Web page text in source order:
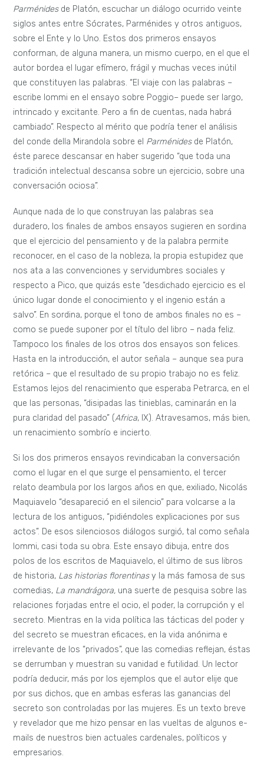
Parménides de Platón, escuchar un diálogo ocurrido veinte
siglos antes entre Sócrates, Parménides y otros antiguos,
sobre el Ente y lo Uno. Estos dos primeros ensayos
conforman, de alguna manera, un mismo cuerpo, en el que el
autor bordea el lugar efímero, frágil y muchas veces inútil
que constituyen las palabras. “El viaje con las palabras –
escribe Iommi en el ensayo sobre Poggio– puede ser largo,
intrincado y excitante. Pero a fin de cuentas, nada habrá
cambiado”. Respecto al mérito que podría tener el análisis
del conde della Mirandola sobre el Parménidesde Platón,
éste parece descansar en haber sugerido “que toda una
tradición intelectual descansa sobre un ejercicio, sobre una
conversación ociosa”.
Aunque nada de lo que construyan las palabras sea
duradero, los finales de ambos ensayos sugieren en sordina
que el ejercicio del pensamiento y de la palabra permite
reconocer, en el caso de la nobleza, la propia estupidez que
nos ata a las convenciones y servidumbres sociales y
respecto a Pico, que quizás este “desdichado ejercicio es el
único lugar donde el conocimiento y el ingenio están a
salvo”. En sordina, porque el tono de ambos finales no es –
como se puede suponer por el título del libro – nada feliz.
Tampoco los finales de los otros dos ensayos son felices.
Hasta en la introducción, el autor señala – aunque sea pura
retórica – que el resultado de su propio trabajo no es feliz.
Estamos lejos del renacimiento que esperaba Petrarca, en el
que las personas, “disipadas las tinieblas, caminarán en la
pura claridad del pasado” (Africa, IX). Atravesamos, más bien,
un renacimiento sombrío e incierto.
Si los dos primeros ensayos revindicaban la conversación
como el lugar en el que surge el pensamiento, el tercer
relato deambula por los largos años en que, exiliado, Nicolás
Maquiavelo “desapareció en el silencio” para volcarse a la
lectura de los antiguos, “pidiéndoles explicaciones por sus
actos”. De esos silenciosos diálogos surgió, tal como señala
Iommi, casi toda su obra. Este ensayo dibuja, entre dos
polos de los escritos de Maquiavelo, el último de sus libros
de historia, Las historias florentinasy la más famosa de sus
comedias, La mandrágora, una suerte de pesquisa sobre las
relaciones forjadas entre el ocio, el poder, la corrupción y el
secreto. Mientras en la vida política las tácticas del poder y
del secreto se muestran eficaces, en la vida anónima e
irrelevante de los “privados”, que las comedias reflejan, éstas
se derrumban y muestran su vanidad e futilidad. Un lector
podría deducir, más por los ejemplos que el autor elije que
por sus dichos, que en ambas esferas las ganancias del
secreto son controladas por las mujeres. Es un texto breve
y revelador que me hizo pensar en las vueltas de algunos e-
mails de nuestros bien actuales cardenales, políticos y
empresarios.